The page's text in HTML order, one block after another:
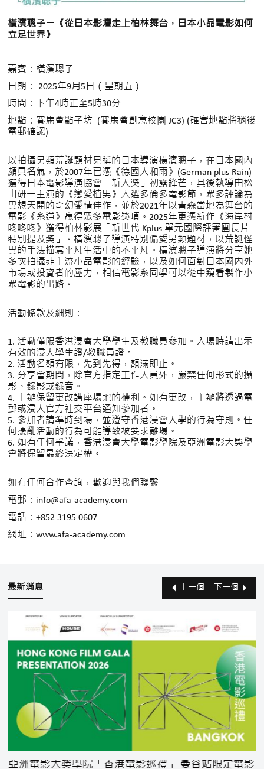
橫濱聰子ー《從日本影壇走上柏林舞台，日本小品電影如何
立足世界》
嘉賓：橫濱聰子
日期： 2025年9月5日（星期五）
時間：下午4時正至5時30分
地點：賽馬會點子坊 (賽馬會創意校園 JC3) (確實地點將稍後
電郵確認)
以拍攝另類荒誕題材見稱的日本導演橫濱聰子，在日本國內
頗具名氣，於2007年已憑《德國人和雨》(German plus Rain)
獲得日本電影導演協會「新人獎」初露鋒芒，其後執導由松
山研一主演的《戀愛植男》入選多倫多電影節，眾多評論為
異想天開的奇幻愛情佳作，並於2021年以青森當地為舞台的
電影《糸道》贏得眾多電影獎項。2025年更憑新作《海岸村
咚咚咚》獲得柏林影展「新世代 Kplus 單元國際評審團長片
特別提及獎」。橫濱聰子導演特别偏愛另類題材，以荒誕怪
異的手法描寫平凡生活中的不平凡。橫濱聰子導演將分享她
多次拍攝非主流小品電影的經驗，以及如何面對日本國内外
市場或投資者的壓力，相信電影系同學可以從中窺看製作小
眾電影的出路。
活動條款及細則：
1. 活動僅限香港浸會大學學生及教職員參加。入場時請出示
有效的浸大學生證/教職員證。
2. 活動名額有限，先到先得，額滿即止。
3. 分享會期間，除官方指定工作人員外，嚴禁任何形式的攝
影、錄影或錄音。
4. 主辦保留更改講座場地的權利。如有更改，主辦將透過電
郵或浸大官方社交平台通知參加者。
5. 參加者請準時到場，並遵守香港浸會大學的行為守則。任
何擾亂活動的行為可能導致被要求離場。
6. 如有任何爭議，香港浸會大學電影學院及亞洲電影大獎學
會將保留最終決定權。
如有任何合作查詢，歡迎與我們聯繫
電郵：info@afa-academy.com
電話：+852 3195 0607
網址：www.afa-academy.com
最新消息
亞洲電影大獎學院「香港電影巡禮」 曼谷站限定電影
上一個 下一個